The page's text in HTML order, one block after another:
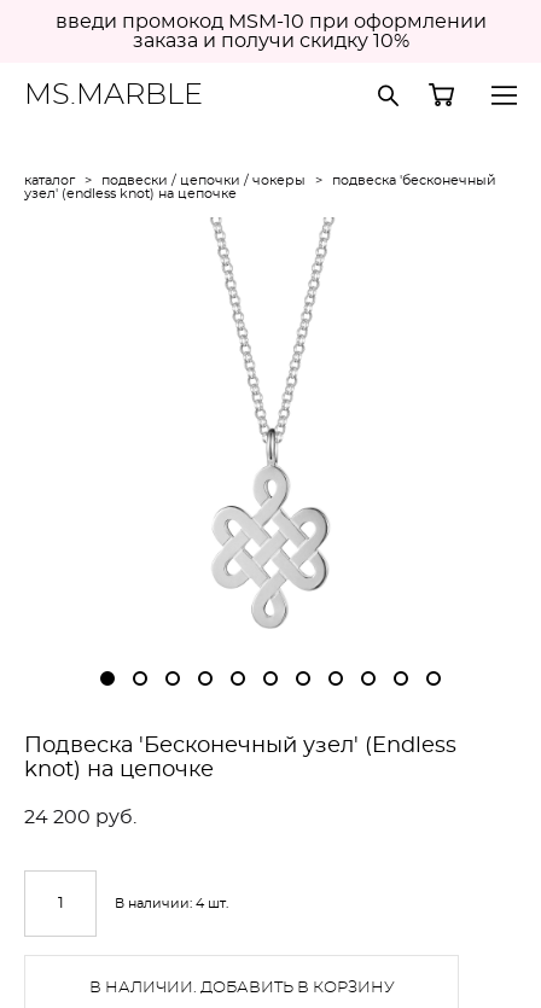
введи промокод MSM-10 при оформлении
заказа и получи скидку 10%
MS.MARBLE
каталог > подвески / цепочки / чокеры >
подвеска 'бесконечный
узел' (endless knot) на цепочке
Подвеска 'Бесконечный узел' (Endless
knot) на цепочке
24 200 pуб.
В наличии: 4шт.
В НАЛИЧИИ. ДОБАВИТЬ В КОРЗИНУ